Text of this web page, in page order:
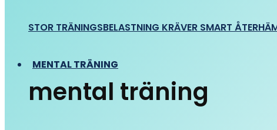
STOR TRÄNINGSBELASTNING KRÄVER SMART
MENTAL TRÄNING
mental träning